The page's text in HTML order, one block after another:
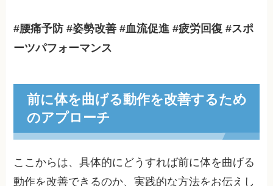
#腰痛予防 #姿勢改善 #血流促進 #疲労回復 #スポ
ーツパフォーマンス
前に体を曲げる動作を改善するため
のアプローチ
ここからは、具体的にどうすれば前に体を曲げる
動作を改善できるのか、実践的な方法をお伝えし